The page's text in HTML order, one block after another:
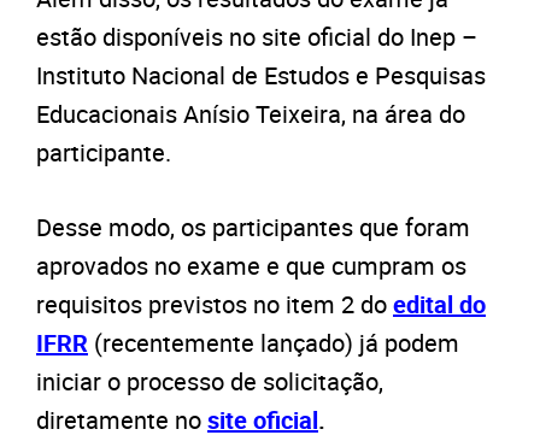
estão disponíveis no site oficial do Inep –
Instituto Nacional de Estudos e Pesquisas
Educacionais Anísio Teixeira, na área do
participante.
Desse modo, os participantes que foram
aprovados no exame e que cumpram os
requisitos previstos no item 2 doedital do
IFRR (recentemente lançado) já podem
iniciar o processo de solicitação,
diretamente nosite oficial.